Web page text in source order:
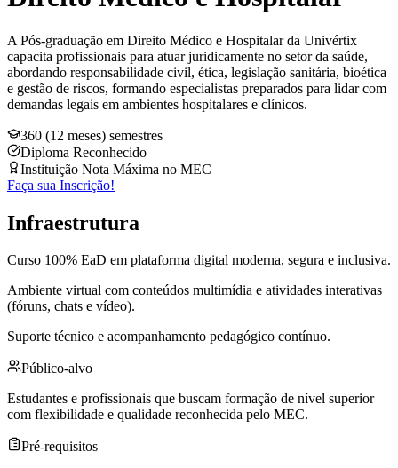
A Pós-graduação em Direito Médico e Hospitalar da Univértix
capacita profissionais para atuar juridicamente no setor da saúde,
abordando responsabilidade civil, ética, legislação sanitária, bioética
e gestão de riscos, formando especialistas preparados para lidar com
demandas legais em ambientes hospitalares e clínicos.
360 (12 meses) semestres
Diploma Reconhecido
Instituição Nota Máxima no MEC
Faça sua Inscrição!
Infraestrutura
Curso 100% EaD em plataforma digital moderna, segura e inclusiva.
Ambiente virtual com conteúdos multimídia e atividades interativas
(fóruns, chats e vídeo).
Suporte técnico e acompanhamento pedagógico contínuo.
Público-alvo
Estudantes e profissionais que buscam formação de nível superior
com flexibilidade e qualidade reconhecida pelo MEC.
Pré-requisitos